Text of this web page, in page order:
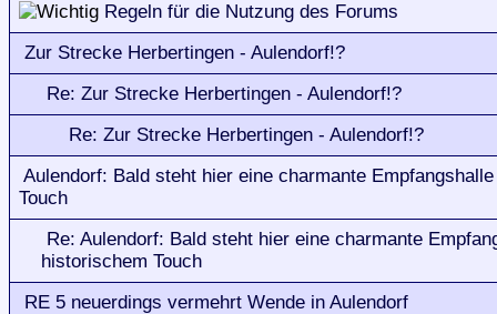
Regeln für die Nutzung des Forums
Zur Strecke Herbertingen - Aulendorf!?
Re: Zur Strecke Herbertingen - Aulendorf!?
Re: Zur Strecke Herbertingen - Aulendorf!?
Aulendorf: Bald steht hier eine charmante
Touch
Re: Aulendorf: Bald steht hier eine charmante
historischem Touch
RE 5 neuerdings vermehrt Wende in Aulendorf